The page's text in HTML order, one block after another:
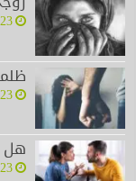
23 مايو، 2024
23 مايو، 2024
هل
23 مايو، 2024